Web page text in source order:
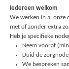
Iedereen welkom
We werken in al onze
met of zonder extra
Heb je specifieke
Neem vooraf
Duid de
We bespreken